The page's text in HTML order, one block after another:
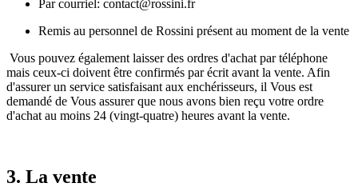
Par courriel: contact@rossini.fr
Remis au personnel de Rossini présent au moment de la vente
Vous pouvez également laisser des ordres d'achat par téléphone
mais ceux-ci doivent être confirmés par écrit avant la vente. Afin
d'assurer un service satisfaisant aux enchérisseurs, il Vous est
demandé de Vous assurer que nous avons bien reçu votre ordre
d'achat au moins 24 (vingt-quatre) heures avant la vente.
3. La vente